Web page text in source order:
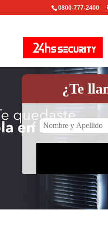
0800-777-2400
¿Te